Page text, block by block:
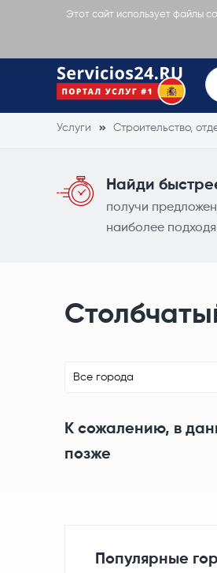
Этот сайт использует файлы
Услуги Строительство,
Найди
получи
наиболее
Все города
К сожалению, в
позже
Популярные